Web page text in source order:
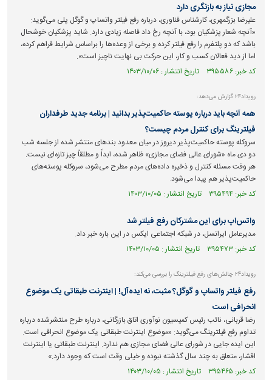
مجازی نیاز به بازنگری دارد
علیرضا بزرگمهری، کارشناس فناوری، درباره رفع فیلتر واتساپ و گوگل پلی می‌گوید:
«آنچه شعار پزشکیان بود، با آنچه رخ داد فاصله زیادی دارد. شاید پزشکیان خوشحال
باشد که دو پلتفرم را رفع فیلتر کرده و برخی از وعده‌ها را براساس شرایط فراهم کرده،
اما از دید فعالان کسب و کار، این حرکت بی نهایت ناچیز است».
کد خبر: ۳۹۵۵۸۶ تاریخ انتشار : ۱۴۰۳/۱۰/۰۶
رویداد۲۴ گزارش می‌دهد:
همه آنچه باید درباره پوسته ‌حاکمیت‌پذیر بدانید | برنامه جدید طرفداران
فیلترینگ برای کنترل مردم چیست؟
سروکله پوسته ‌حاکمیت‌پذیر دیروز در میان معدود بندهای منتشر شده از جلسه شب
دو دی ماه «شورای عالی فضای مجازی» ظاهر شده، ابداً و مطلقاً چیز تازه‌ای نیست.
هر وقت مسئله کنترل و ذخیره داده‌های مردم مطرح می‌شود، سروکله پوسته‌های
حاکمیت‌پذیر هم پیدا می‌شود.
کد خبر: ۳۹۵۴۹۴ تاریخ انتشار : ۱۴۰۳/۱۰/۰۵
واتس‌اپ برای این مشترکان رفع فیلتر شد
مدیرعامل ایرانسل، در شبکه اجتماعی ایکس در این باره خبر داد.
کد خبر: ۳۹۵۴۷۳ تاریخ انتشار : ۱۴۰۳/۱۰/۰۵
رویداد۲۴ چالش‌های رفع فیلترینگ را بررسی می‌کند:
رفع فیلتر واتساپ و گوگل؟ مثبت، نه ایده‌آل! | اینترنت طبقاتی یک موضوع
انحرافی است
رضا قربانی، نائب رئیس کمیسیون نوآوری اتاق بازرگانی، درباره طرح منتشرشده درباره
تداوم رفع فیلترینگ می‌گوید: «موضوع اینترنت طبقاتی یک موضوع انحرافی است.
این ایده جایی در شورای عالی فضای مجازی هم ندارد. اینترنت طبقاتی یا اینترنت
اقشار، متعلق به چند سال گذشته نبوده و خیلی وقت است که وجود دارد.»
کد خبر: ۳۹۵۴۶۵ تاریخ انتشار : ۱۴۰۳/۱۰/۰۵